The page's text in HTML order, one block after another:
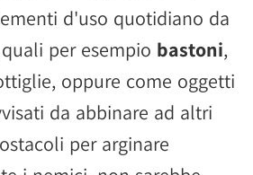
d'uso quotidiano da
per esempio bastoni,
oppure come oggetti
da abbinare ad altri
per arginare